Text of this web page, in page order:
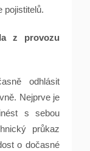
pojistitelů.
z provozu
odhlásit
Nejprve je
s sebou
průkaz
o dočasné